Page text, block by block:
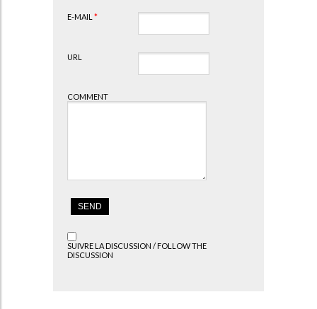
E-MAIL *
URL
COMMENT
SUIVRE LA DISCUSSION / FOLLOW THE
DISCUSSION